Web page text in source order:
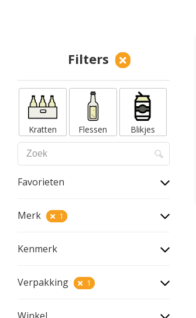
Filters
Kratten Flessen Blikjes
Favorieten
Merk 1
Kenmerk
Verpakking 1
Winkel